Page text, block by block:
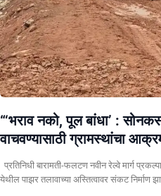
“‘भराव नको, पूल बांधा’ :
वाचवण्यासाठी ग्रामस्थांचा
प्रतिनिधी बारामती-फलटण नवीन रेल्वे मार्ग
येथील पाझर तलावाच्या अस्तित्वावर संकट निर्माण